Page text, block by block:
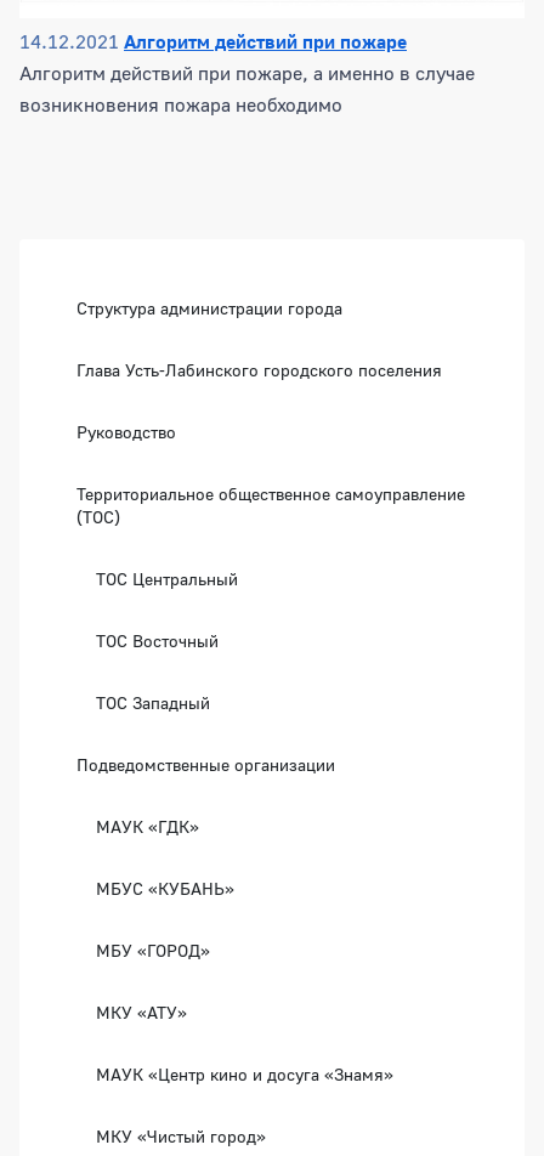
14.12.2021 Алгоритм действий при пожаре
Алгоритм действий при пожаре, а именно в случае
возникновения пожара необходимо
Структура администрации города
Глава Усть-Лабинского городского поселения
Руководство
Территориальное общественное самоуправление
(ТОС)
ТОС Центральный
ТОС Восточный
ТОС Западный
Подведомственные организации
МАУК «ГДК»
МБУС «КУБАНЬ»
МБУ «ГОРОД»
МКУ «АТУ»
МАУК «Центр кино и досуга «Знамя»
МКУ «Чистый город»